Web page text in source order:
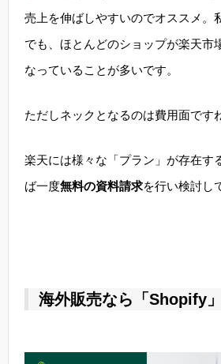
売上を伸ばしやすいのでオススメ。
でも、ほとんどのショップが楽天市
なっていることが多いです。
ただしネックとなるのは費用面です
楽天には様々な「プラン」が存在す
ば一度無料の資料請求を行い検討し
海外販売なら「Shopify